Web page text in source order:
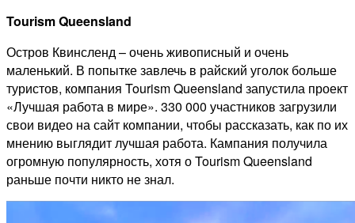
Tourism Queensland
Остров Квинсленд – очень живописный и очень
маленький. В попытке завлечь в райский уголок больше
туристов, компания Tourism Queensland запустила проект
«Лучшая работа в мире». 330 000 участников загрузили
свои видео на сайт компании, чтобы рассказать, как по их
мнению выглядит лучшая работа. Кампания получила
огромную популярность, хотя о Tourism Queensland
раньше почти никто не знал.